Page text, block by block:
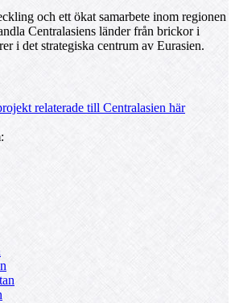
och ett ökat samarbete inom regionen
Centralasiens länder från brickor i
i det strategiska centrum av Eurasien.
relaterade till Centralasien här